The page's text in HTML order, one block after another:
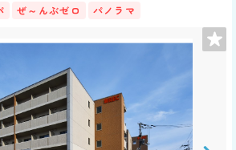
ぜ～んぶゼロ パノラマ